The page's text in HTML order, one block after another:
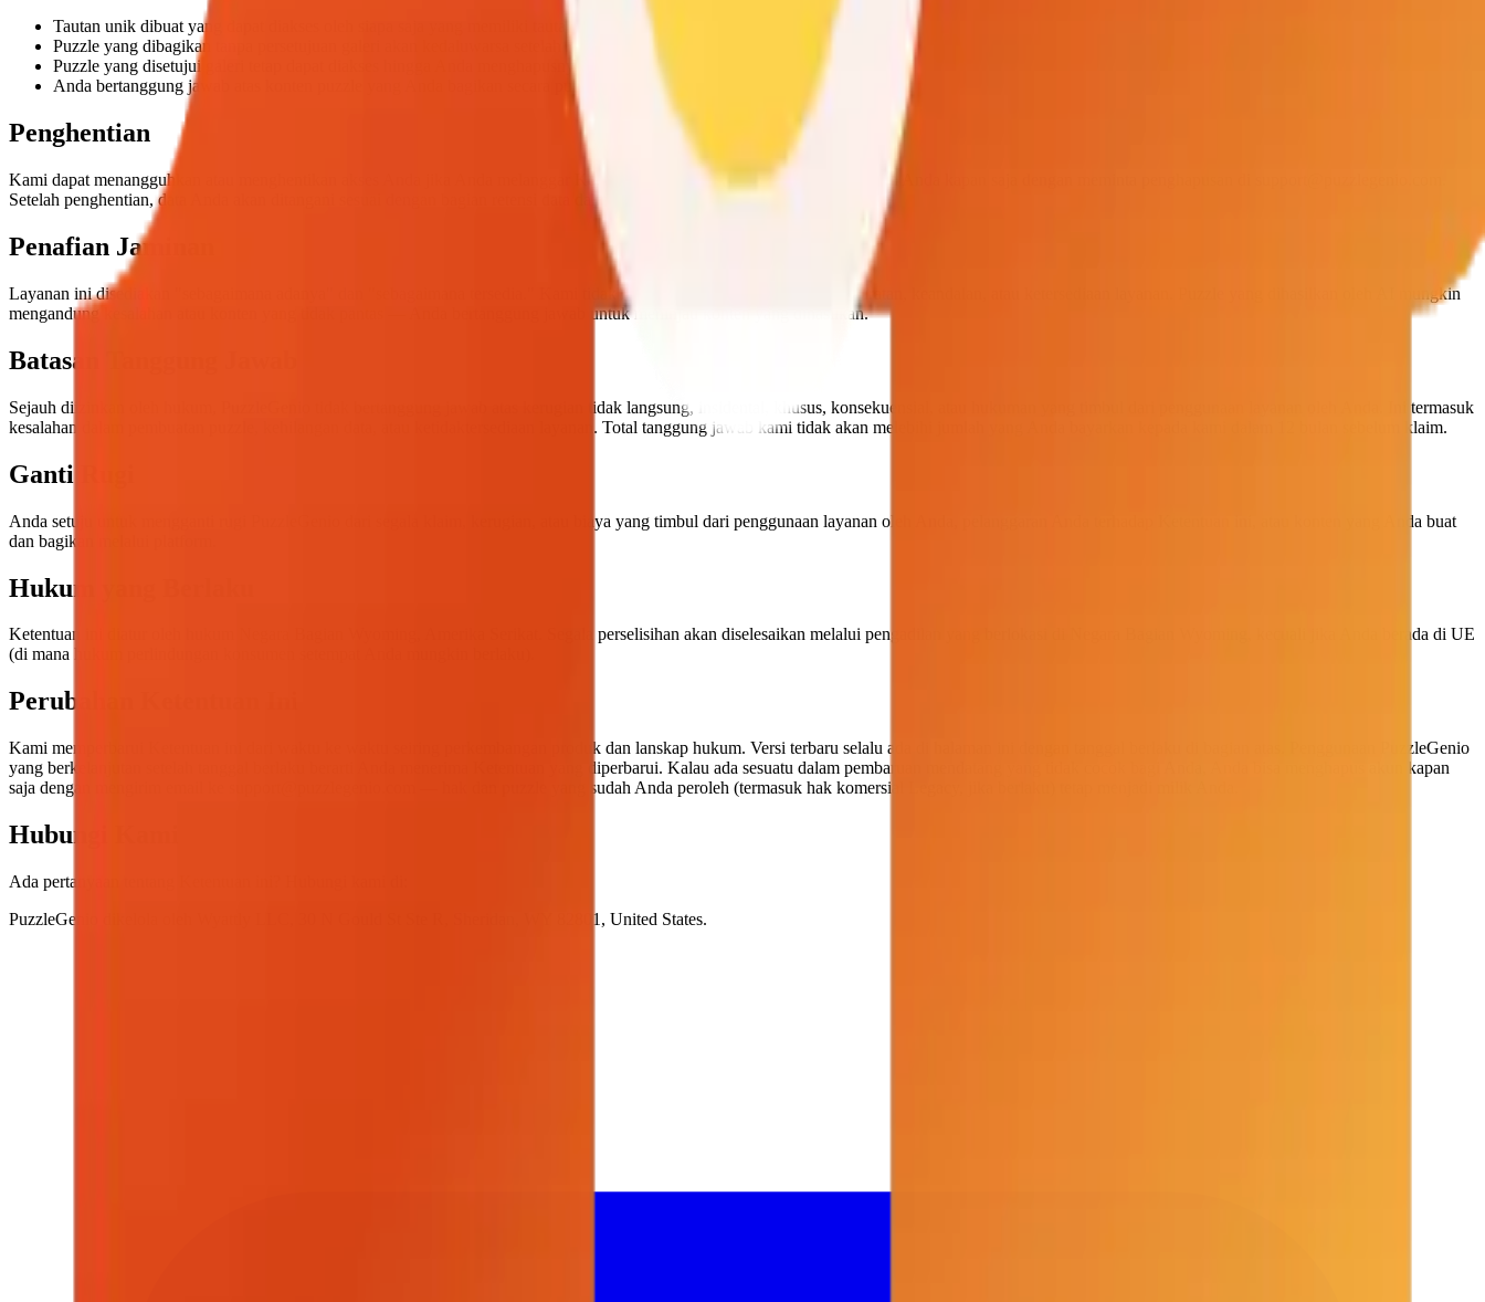
Tautan unik dibuat yang dapat diakses oleh siapa saja yang memiliki tautan tersebut.
Puzzle yang dibagikan tanpa persetujuan galeri akan kedaluwarsa setelah 30 hari.
Puzzle yang disetujui galeri tetap dapat diakses hingga Anda menghapusnya atau menghapus akun Anda.
Anda bertanggung jawab atas konten puzzle yang Anda bagikan secara publik.
Penghentian
Kami dapat menangguhkan atau menghentikan akses Anda jika Anda melanggar Ketentuan ini. Anda dapat menghentikan akun Anda kapan saja dengan meminta penghapusan di
Setelah penghentian, data Anda akan ditangani sesuai dengan bagian retensi data dalam Kebijakan Privasi kami.
Penafian Jaminan
Layanan ini disediakan "sebagaimana adanya" dan "sebagaimana tersedia." Kami tidak memberikan jaminan tentang keakuratan, keandalan, atau ketersediaan layanan. Puzzle yang dihasilkan oleh AI mungkin
mengandung kesalahan atau konten yang tidak pantas — Anda bertanggung jawab untuk meninjau konten yang dihasilkan.
Batasan Tanggung Jawab
Sejauh diizinkan oleh hukum, PuzzleGenio tidak bertanggung jawab atas kerugian tidak langsung, insidental, khusus, konsekuensial, atau hukuman yang timbul dari penggunaan layanan oleh Anda. Ini termasuk
kesalahan dalam pembuatan puzzle, kehilangan data, atau ketidaktersediaan layanan. Total tanggung jawab kami tidak akan melebihi jumlah yang Anda bayarkan kepada kami dalam 12 bulan sebelum klaim.
Ganti Rugi
Anda setuju untuk mengganti rugi PuzzleGenio dari segala klaim, kerugian, atau biaya yang timbul dari penggunaan layanan oleh Anda, pelanggaran Anda terhadap Ketentuan ini, atau konten yang Anda buat
dan bagikan melalui platform.
Hukum yang Berlaku
Ketentuan ini diatur oleh hukum Negara Bagian Wyoming, Amerika Serikat. Segala perselisihan akan diselesaikan melalui pengadilan yang berlokasi di Negara Bagian Wyoming, kecuali jika Anda berada di UE
(di mana hukum perlindungan konsumen setempat Anda mungkin berlaku).
Perubahan Ketentuan Ini
Kami memperbarui Ketentuan ini dari waktu ke waktu seiring perkembangan produk dan lanskap hukum. Versi terbaru selalu ada di halaman ini dengan tanggal berlaku di bagian atas. Penggunaan PuzzleGenio
yang berkelanjutan setelah tanggal berlaku berarti Anda menerima Ketentuan yang diperbarui. Kalau ada sesuatu dalam pembaruan mendatang yang tidak cocok bagi Anda, Anda bisa menghapus akun kapan
saja dengan mengirim email ke
— hak dan puzzle yang sudah Anda peroleh (termasuk hak komersial Legacy, jika berlaku) tetap menjadi milik Anda.
Hubungi Kami
Ada pertanyaan tentang Ketentuan ini? Hubungi kami di:
PuzzleGenio dikelola oleh Wyattly LLC, 30 N Gould St Ste R, Sheridan, WY 82801, United States.